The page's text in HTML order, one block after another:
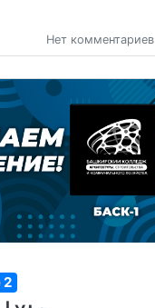
Нет комментариев
2